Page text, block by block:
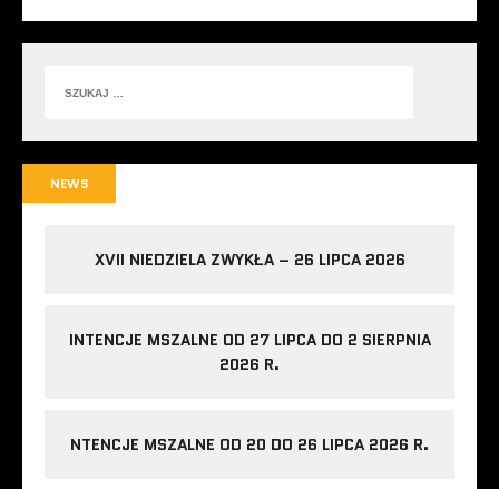
NEWS
XVII NIEDZIELA ZWYKŁA – 26 LIPCA 2026
INTENCJE MSZALNE OD 27 LIPCA DO 2 SIERPNIA
2026 R.
NTENCJE MSZALNE OD 20 DO 26 LIPCA 2026 R.